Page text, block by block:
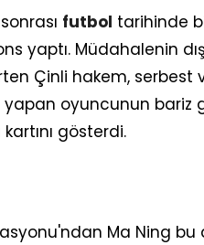
futbol tarihinde
yaptı. Müdahalenin
Çinli hakem, serbest
oyuncunun bariz
kartını gösterdi.
Ma Ning